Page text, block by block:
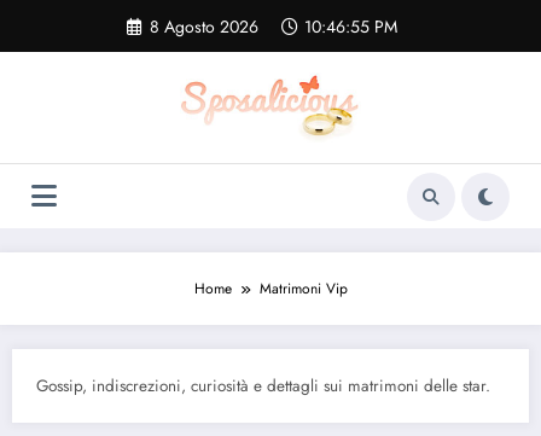
contenuto
8 Agosto 2026 10:46:56 PM
Home Matrimoni Vip
Gossip, indiscrezioni, curiosità e dettagli sui matrimoni delle star.